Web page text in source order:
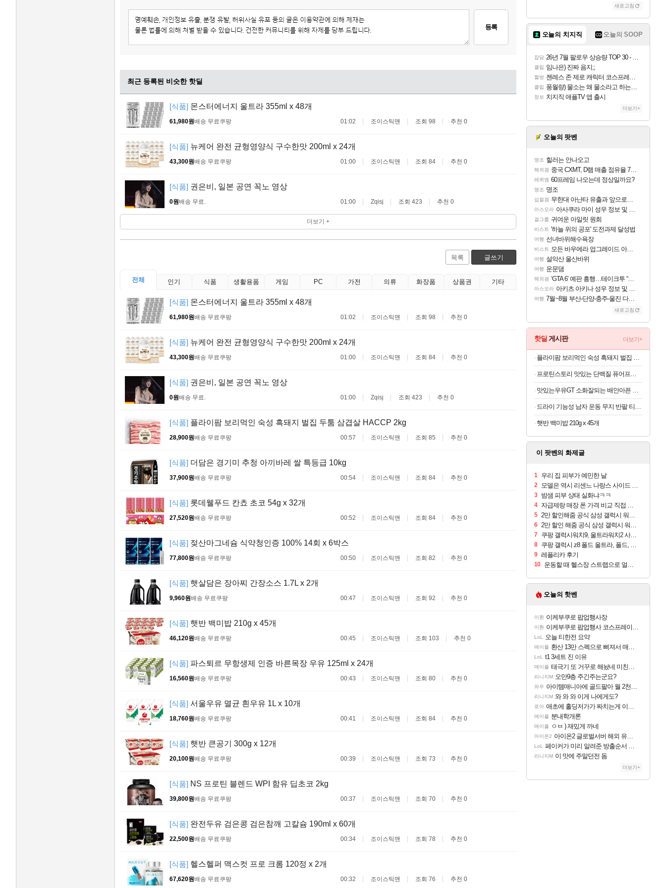
등록
최근 등록된 비슷한 핫딜
[식품] 몬스터에너지 울트라 355ml x 48개
61,980원배송 무료 쿠팡 01:02 조이스틱맨 조회 98 추천 0
[식품] 뉴케어 완전 균형영양식 구수한맛 200ml x 24개
43,300원배송 무료 쿠팡 01:00 조이스틱맨 조회 84 추천 0
[식품] 권은비, 일본 공연 꼭노 영상
0원배송 무료 01:00 Zqisj 조회 423 추천 0
더보기 +
목록 글쓰기
전체 인기 식품 생활용품 게임 PC 가전 의류 화장품 상품권 기타
[식품] 몬스터에너지 울트라 355ml x 48개
61,980원배송 무료 쿠팡 01:02 조이스틱맨 조회 98 추천 0
[식품] 뉴케어 완전 균형영양식 구수한맛 200ml x 24개
43,300원배송 무료 쿠팡 01:00 조이스틱맨 조회 84 추천 0
[식품] 권은비, 일본 공연 꼭노 영상
0원배송 무료 01:00 Zqisj 조회 423 추천 0
[식품] 플라이팜 보리먹인 숙성 흑돼지 벌집 두툼 삼겹살 HACCP 2kg
28,900원배송 무료 쿠팡 00:57 조이스틱맨 조회 85 추천 0
[식품] 더담은 경기미 추청 아끼바레 쌀 특등급 10kg
37,900원배송 무료 쿠팡 00:54 조이스틱맨 조회 84 추천 0
[식품] 롯데웰푸드 칸쵸 초코 54g x 32개
27,520원배송 무료 쿠팡 00:52 조이스틱맨 조회 84 추천 0
[식품] 젖산마그네슘 식약청인증 100% 14회 x 6박스
77,800원배송 무료 쿠팡 00:50 조이스틱맨 조회 82 추천 0
[식품] 햇살담은 장아찌 간장소스 1.7L x 2개
9,960원배송 무료 쿠팡 00:47 조이스틱맨 조회 92 추천 0
[식품] 햇반 백미밥 210g x 45개
46,120원배송 무료 쿠팡 00:45 조이스틱맨 조회 103 추천 0
[식품] 파스퇴르 무항생제 인증 바른목장 우유 125ml x 24개
16,560원배송 무료 쿠팡 00:43 조이스틱맨 조회 80 추천 0
[식품] 서울우유 멸균 흰우유 1L x 10개
18,760원배송 무료 쿠팡 00:41 조이스틱맨 조회 84 추천 0
[식품] 햇반 큰공기 300g x 12개
20,100원배송 무료 쿠팡 00:39 조이스틱맨 조회 73 추천 0
[식품] NS 프로틴 블렌드 WPI 함유 딥초코 2kg
39,800원배송 무료 쿠팡 00:37 조이스틱맨 조회 70 추천 0
[식품] 완전두유 검은콩 검은참깨 고칼슘 190ml x 60개
22,500원배송 무료 쿠팡 00:34 조이스틱맨 조회 78 추천 0
[식품] 헬스헬퍼 맥스컷 프로 크롬 120정 x 2개
67,620원배송 무료 쿠팡 00:32 조이스틱맨 조회 76 추천 0
새로고침
오늘의 치지직 오늘의 SOOP
잡담 26년 7월 팔로우 상승량 TOP 30 - 월간 치지직
클립 임나은) 진짜 음지;;
짤방 젠레스 존 제로 캐릭터 코스프레한 꽁주
클립 풍월량) 물소는 왜 물소라고 하는거야? 아! 그만 ㅋㅋ 알았어 ㅋㅋ
정보 치지직 애플TV 앱 출시
더보기+
오늘의 팟벤
명조 힐러는 안나오고
해외겜 중국 CXMT, D램 매출 점유율 7%…글로벌 4위로 부상
레퀴엠 60프레임 나오는데 정상일까요?
명조 명조
섭컬겜 무한대 아난타 유출과 앞으로의 예상 (루머)
아스오라 아사쿠라 마이 성우 정보 및 주요 필모
걸그룹 귀여운 아일릿 원희
비스트 '하늘 위의 공포' 도전과제 달성법
여행 선녀바위해수욕장
비스트 모든 바우에라 업그레이드 아이템 획득 위치 공략 (89개)
여행 설악산 울산바위
여행 운문댐
해외겜 ‘GTA 6’ 예판 흥행…테이크투 “내부 예상 크게 넘어”
아스오라 아키츠 아키나 성우 정보 및 주요 필모
여행 7월~8월 부산-단양-충주-울진 다녀왔어요~
새로고침
핫딜 게시판 더보기+
플라이팜 보리먹인 숙성 흑돼지 벌집 두툼 삼겹살 HACCP 2kg
프로틴스토리 맛있는 단백질 퓨어프로틴7 3kg
맛있는우유GT 소화잘되는 배안아픈 저지방우유 180ml x 48개
드라이 기능성 남자 운동 무지 반팔 티셔츠 빅사이즈
햇반 백미밥 210g x 45개
이 팟벤의 화제글
1 우리 집 피부가 예민한 날
2 모델은 역시 리센느 나랑스 사이드 1.25L 1박스
3 밤샘 피부 상태 실화냐ㅋㅋ
4 자급제랑 매장 폰 가격 비교 직접 안가도 되네요
5 2만 할인해줌 공식 삼성 갤럭시 워치9 크림, 40mm, 블루투스
6 2만 할인 해줌 공식 삼성 갤럭시 워치9 실버, 44mm, 블루투스
7 쿠팡 갤럭시워치9, 울트라워치2 사전구매 혜택 받아보세요
8 쿠팡 갤럭시 z8 폴드 울트라, 폴드, 플립 사전예약
9 레플리카 후기
10 운동할 때 헬스장 스트랩으로 얼굴 만졌다가 볼 뒤집어짐
오늘의 핫벤
이환 이케부쿠로 팝업행사장
이환 이케부쿠로 팝업행사 코스프레이어들!!
LoL 오늘 티한전 요약
메이플 환산 13만 스펙으로 삐져서 매주 수로 10만점 치고있으면 ㅋㅋ
LoL t1 3세트 진 이유
메이플 태극기 또 거꾸로 해놨네 미친것들 ㅋㅋㅋ
리니지M 오만9층 주긴주는군요?
와우 아이템매니아에 골드팔아 월 2천만원 넘게 버는 인간 있던데
리니지M 와 와 와 이게 나에게도?
로아 애초에 홀딩저가가 짜치는게 이거임 ㅋㅋ
메이플 분내학개론
메이플 ㅇㅂ ) 재밌게 까네
아이온2 아이온2 글로벌서버 해외 유저 반응
LoL 페이커가 미리 알려준 방출순서 ㄷㄷㄷㄷ
리니지M 이 맛에 주말던전 돔
더보기+